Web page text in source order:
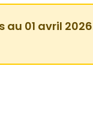
01 avril